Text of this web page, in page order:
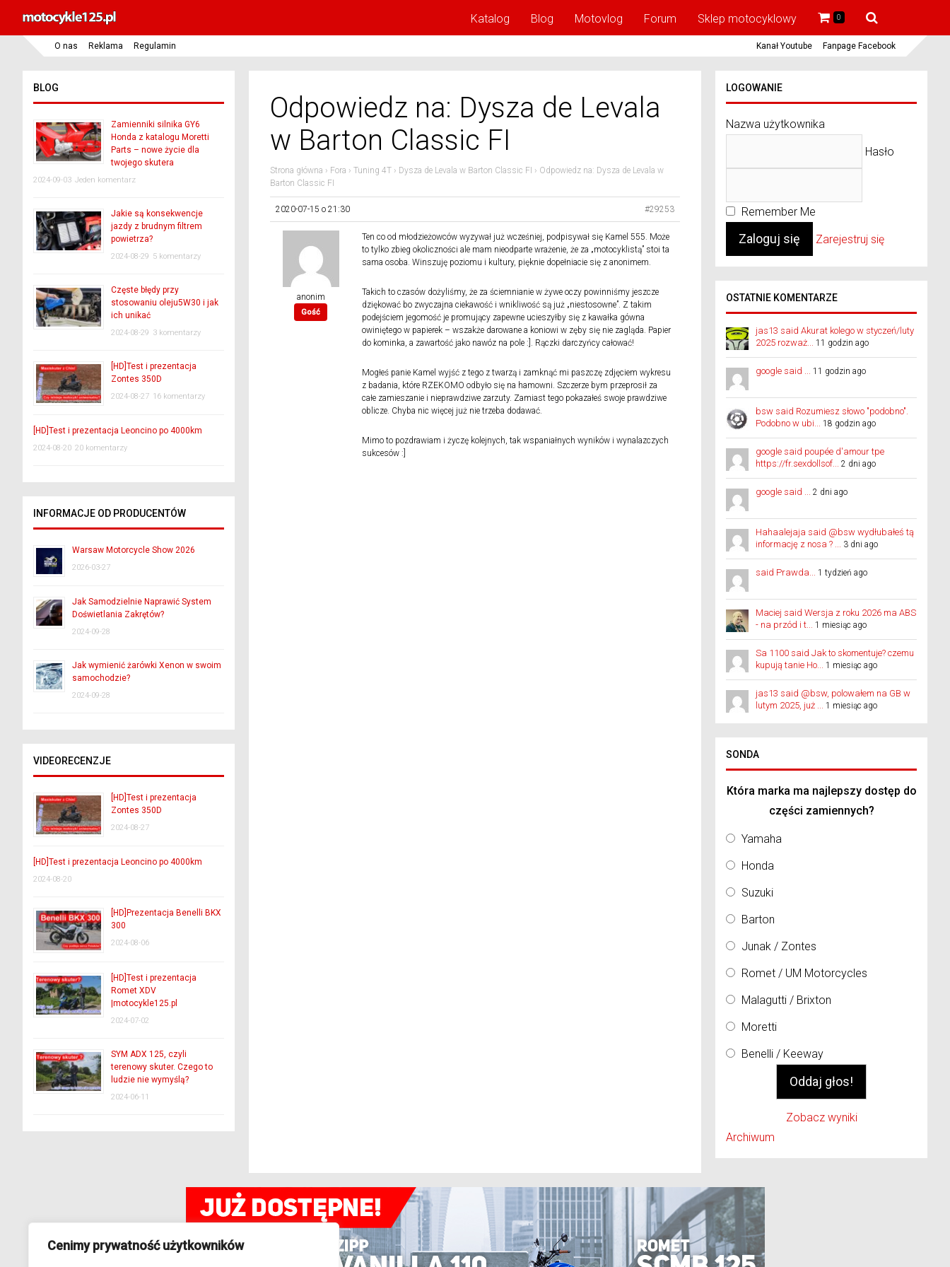
Cenimy prywatność użytkowników
Katalog Blog Motovlog Forum Sklep motocyklowy 0
O nas Reklama Regulamin Kanał Youtube Fanpage Facebook
Odpowiedz na: Dysza de Levala
w Barton Classic FI
Strona główna › Fora › Tuning 4T › Dysza de Levala w Barton Classic FI › Odpowiedz na: Dysza de Levala w
Barton Classic FI
2020-07-15 o 21:30 #29253
anonim
Gość
Ten co od młodzieżowców wyzywał już wcześniej, podpisywał się Kamel 555. Może
to tylko zbieg okoliczności ale mam nieodparte wrażenie, że za „motocyklistą” stoi ta
sama osoba. Winszuję poziomu i kultury, pięknie dopełniacie się z anonimem.
Takich to czasów dożyliśmy, że za ściemnianie w żywe oczy powinniśmy jeszcze
dziękować bo zwyczajna ciekawość i wnikliwość są już „niestosowne”. Z takim
podejściem jegomość je promujący zapewne ucieszyłby się z kawałka gówna
owiniętego w papierek – wszakże darowane a koniowi w zęby się nie zagląda. Papier
do kominka, a zawartość jako nawóz na pole :]. Rączki darczyńcy całować!
Mogłeś panie Kamel wyjść z tego z twarzą i zamknąć mi paszczę zdjęciem wykresu
z badania, które RZEKOMO odbyło się na hamowni. Szczerze bym przeprosił za
całe zamieszanie i nieprawdziwe zarzuty. Zamiast tego pokazałeś swoje prawdziwe
oblicze. Chyba nic więcej już nie trzeba dodawać.
Mimo to pozdrawiam i życzę kolejnych, tak wspaniałnych wyników i wynalazczych
sukcesów :]
BLOG
Zamienniki silnika GY6
Honda z katalogu Moretti
Parts – nowe życie dla
twojego skutera
2024-09-03 Jeden komentarz
Jakie są konsekwencje
jazdy z brudnym filtrem
powietrza?
2024-08-29 5 komentarzy
Częste błędy przy
stosowaniu oleju5W30 i jak
ich unikać
2024-08-29 3 komentarzy
[HD]Test i prezentacja
Zontes 350D
2024-08-27 16 komentarzy
[HD]Test i prezentacja Leoncino po 4000km
2024-08-20 20 komentarzy
INFORMACJE OD PRODUCENTÓW
Warsaw Motorcycle Show 2026
2026-03-27
Jak Samodzielnie Naprawić System
Doświetlania Zakrętów?
2024-09-28
Jak wymienić żarówki Xenon w swoim
samochodzie?
2024-09-28
VIDEORECENZJE
[HD]Test i prezentacja
Zontes 350D
2024-08-27
[HD]Test i prezentacja Leoncino po 4000km
2024-08-20
[HD]Prezentacja Benelli BKX
300
2024-08-06
[HD]Test i prezentacja
Romet XDV
|motocykle125.pl
2024-07-02
SYM ADX 125, czyli
terenowy skuter. Czego to
ludzie nie wymyślą?
2024-06-11
LOGOWANIE
Nazwa użytkownika
Hasło
Remember Me
Zarejestruj się
OSTATNIE KOMENTARZE
jas13 said Akurat kolego w styczeń/luty
2025 rozważ... 11 godzin ago
google said ... 11 godzin ago
bsw said Rozumiesz słowo "podobno".
Podobno w ubi... 18 godzin ago
google said poupée d'amour tpe
https://fr.sexdollsof... 2 dni ago
google said ... 2 dni ago
Hahaalejaja said @bsw wydłubałeś tą
informację z nosa ? ... 3 dni ago
said Prawda... 1 tydzień ago
Maciej said Wersja z roku 2026 ma ABS
- na przód i t... 1 miesiąc ago
Sa 1100 said Jak to skomentuje? czemu
kupują tanie Ho... 1 miesiąc ago
jas13 said @bsw, polowałem na GB w
lutym 2025, już ... 1 miesiąc ago
SONDA
Która marka ma najlepszy dostęp do
części zamiennych?
Yamaha
Honda
Suzuki
Barton
Junak / Zontes
Romet / UM Motorcycles
Malagutti / Brixton
Moretti
Benelli / Keeway
Zobacz wyniki
Archiwum